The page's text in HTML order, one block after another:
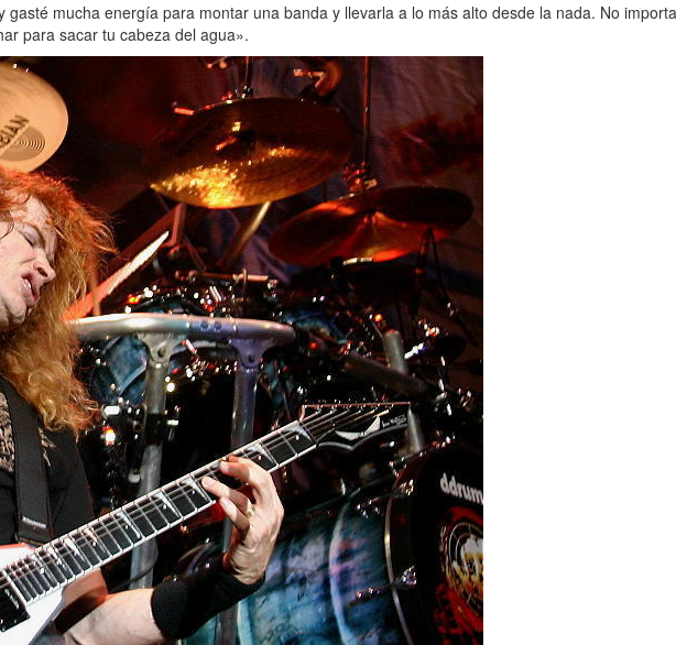
gasté mucha energía para montar una banda y llevarla a lo más alto desde la nada. No
para sacar tu cabeza del agua».